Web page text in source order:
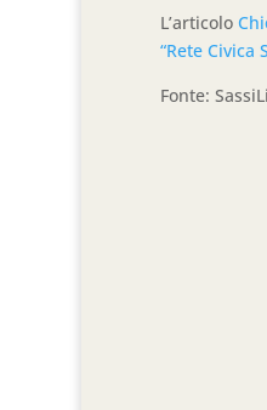
L’articolo
“Rete Civica
Fonte: